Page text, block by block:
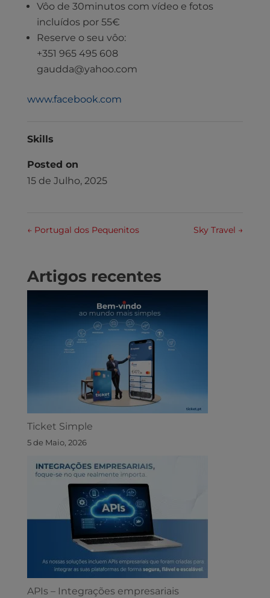
Vôo de 30minutos com vídeo e fotos
incluídos por 55€
Reserve o seu vôo:
+351 965 495 608
gaudda@yahoo.com
www.facebook.com
Skills
Posted on
15 de Julho, 2025
←Portugal dos Pequenitos Sky Travel →
Artigos recentes
Ticket Simple
5 de Maio, 2026
APIs – Integrações empresariais